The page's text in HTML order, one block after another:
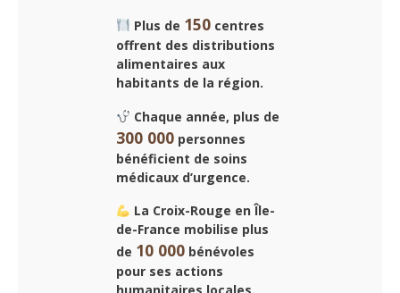
Plus de 150centres
offrent des distributions
alimentaires aux
habitants de la région.
Chaque année, plus de
300 000 personnes
bénéficient de soins
médicaux d’urgence.
La Croix-Rouge en Île-
de-France mobilise plus
de 10 000 bénévoles
pour ses actions